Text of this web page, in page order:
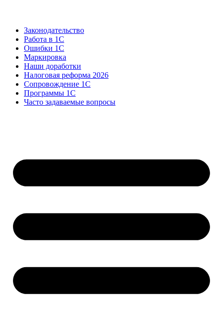
Законодательство
Работа в 1С
Ошибки 1С
Маркировка
Наши доработки
Налоговая реформа 2026
Сопровождение 1С
Программы 1С
Часто задаваемые вопросы